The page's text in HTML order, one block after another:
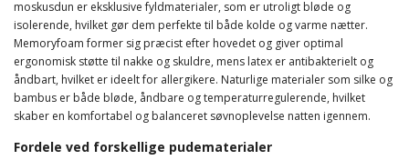
moskusdun er eksklusive fyldmaterialer, som er utroligt bløde og
isolerende, hvilket gør dem perfekte til både kolde og varme nætter.
Memoryfoam former sig præcist efter hovedet og giver optimal
ergonomisk støtte til nakke og skuldre, mens latex er antibakterielt og
åndbart, hvilket er ideelt for allergikere. Naturlige materialer som silke og
bambus er både bløde, åndbare og temperaturregulerende, hvilket
skaber en komfortabel og balanceret søvnoplevelse natten igennem.
Fordele ved forskellige pudematerialer